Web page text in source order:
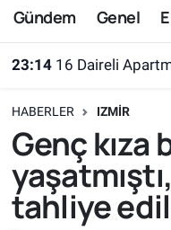
Gündem Genel
23:14 16 Daireli Apartmanda
HABERLER IZMIR
Genç kıza
tahliye
Süper Lig Puan
Tüm Manşetler
Son Dakika